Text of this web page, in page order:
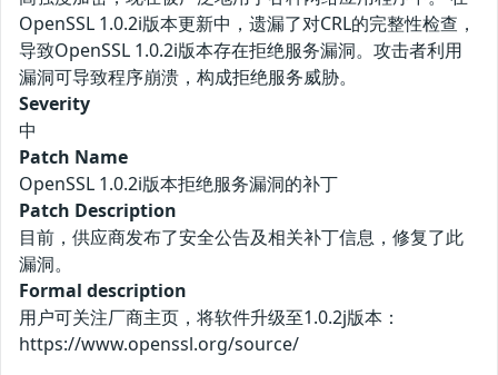
OpenSSL 1.0.2i版本更新中，遗漏了对CRL的完整性检查，
导致OpenSSL 1.0.2i版本存在拒绝服务漏洞。攻击者利用
漏洞可导致程序崩溃，构成拒绝服务威胁。
Severity
中
Patch Name
OpenSSL 1.0.2i版本拒绝服务漏洞的补丁
Patch Description
目前，供应商发布了安全公告及相关补丁信息，修复了此
漏洞。
Formal description
用户可关注厂商主页，将软件升级至1.0.2j版本：
https://www.openssl.org/source/